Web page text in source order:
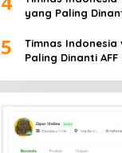
yang Paling
5
Timnas Indonesia
Paling Dinanti AFF